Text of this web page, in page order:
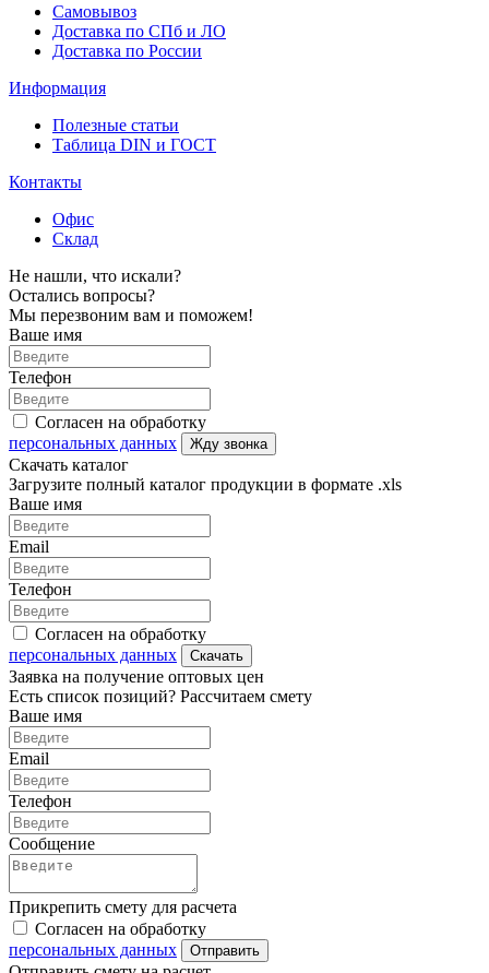
Самовывоз
Доставка по СПб и ЛО
Доставка по России
Информация
Полезные статьи
Таблица DIN и ГОСТ
Контакты
Офис
Склад
Не нашли, что искали?
Остались вопросы?
Мы перезвоним вам и поможем!
Ваше имя
Телефон
Согласен на обработку
персональных данных
Жду звонка
Скачать каталог
Загрузите полный каталог продукции в формате .xls
Ваше имя
Email
Телефон
Согласен на обработку
персональных данных
Скачать
Заявка на получение оптовых цен
Есть список позиций? Рассчитаем смету
Ваше имя
Email
Телефон
Сообщение
Прикрепить смету для расчета
Согласен на обработку
персональных данных
Отправить